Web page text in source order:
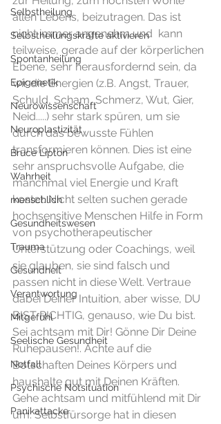
Selbstheilung
Selbstheilungskräfte aktivieren
Spontanheilung
Epigenetik
Neurowissenschaft
Neuroplastizität
Bruce Lipton
Wahrheit
menschlich
Gesundheitswesen
Trauma
Gesundheit
Verantwortung
Mitgefühl
Seelische Gesundheit
Notfall
Psychische Notsituation
Panikattacke
allen Lebens, beizutragen. Das ist
nicht immer angenehm und  kann
teilweise, gerade auf der körperlichen
Ebene, sehr herausfordernd sein, da
wir die Energien (z.B. Angst, Trauer,
Schuld, Scham, Schmerz, Wut, Gier,
Neid.....) sehr stark spüren, um sie
durch das bewusste Fühlen
transformieren können. Dies ist eine
sehr anspruchsvolle Aufgabe, die
manchmal viel Energie und Kraft
kostet. Nicht selten suchen gerade
hochsensitive Menschen Hilfe in Form
von psychotherapeutischer
Unterstützung oder Coachings, weil
sie glauben, sie sind falsch und
passen nicht in diese Welt. Vertraue
dabei Deiner Intuition, aber wisse, DU
BIST RICHTIG, genauso, wie Du bist.
Sei achtsam mit Dir! Gönne Dir Deine
Ruhepausen!. Achte auf die
Botschaften Deines Körpers und
haushalte gut mit Deinen Kräften.
Gehe achtsam und mitfühlend mit Dir
um. Selbstfürsorge hat in diesen